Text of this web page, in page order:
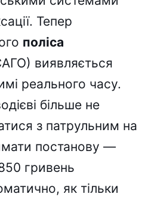
Тепер
поліса
виявляється
реального часу.
більше не
з патрульним на
постанову —
гривень
як тільки